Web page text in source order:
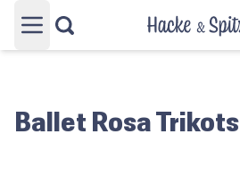
Hauptmenü öffnen
Ballet Rosa Trikots